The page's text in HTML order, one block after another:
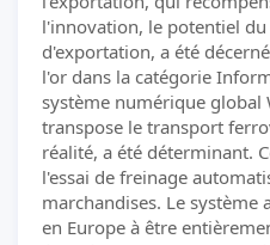
l'innovation, le potentiel
d'exportation, a été
l'or dans la catégorie
système numérique global
transpose le transport
réalité, a été déterminant.
l'essai de freinage
marchandises. Le
en Europe à être